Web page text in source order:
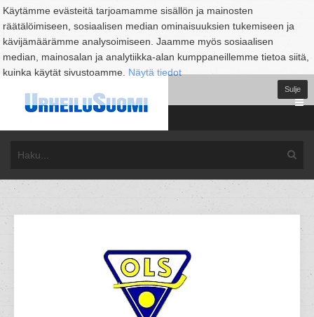
Käytämme evästeitä tarjoamamme sisällön ja mainosten
räätälöimiseen, sosiaalisen median ominaisuuksien tukemiseen ja
kävijämäärämme analysoimiseen. Jaamme myös sosiaalisen
median, mainosalan ja analytiikka-alan kumppaneillemme tietoa siitä,
kuinka käytät sivustoamme. Näytä tiedot
Sulje